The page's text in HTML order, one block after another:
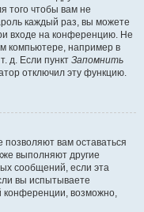
того чтобы вам не
каждый раз, вы можете
входе на конференцию. Не
компьютере, например в
д. Если пункт Запомнить
отключил эту функцию.
вам оставаться
выполняют другие
сообщений, если эта
вы испытываете
конференции, возможно,